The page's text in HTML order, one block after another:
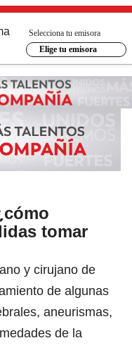
Selecciona tu emisora
Elige tu emisora
tomar
y cirujano de
de algunas
aneurismas,
de la